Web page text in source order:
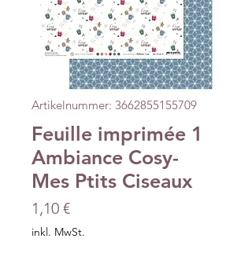
Artikelnummer: 3662855155709
Feuille imprimée 1
Ambiance Cosy-
Mes Ptits Ciseaux
1,10 €Preis
inkl. MwSt.